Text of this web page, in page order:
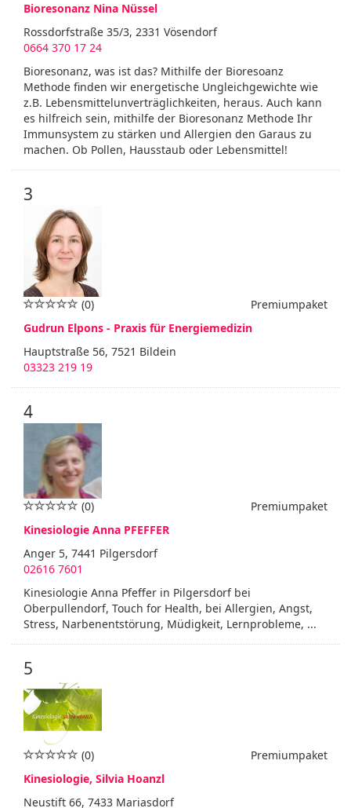
Bioresonanz Nina Nüssel
Rossdorfstraße 35/3, 2331 Vösendorf
0664 370 17 24
Bioresonanz, was ist das? Mithilfe der Bioresoanz
Methode finden wir energetische Ungleichgewichte wie
z.B. Lebensmittelunverträglichkeiten, heraus. Auch kann
es hilfreich sein, mithilfe der Bioresonanz Methode Ihr
Immunsystem zu stärken und Allergien den Garaus zu
machen. Ob Pollen, Hausstaub oder Lebensmittel!
3
Premiumpaket
(0)
Gudrun Elpons - Praxis für Energiemedizin
Hauptstraße 56, 7521 Bildein
03323 219 19
4
Premiumpaket
(0)
Kinesiologie Anna PFEFFER
Anger 5, 7441 Pilgersdorf
02616 7601
Kinesiologie Anna Pfeffer in Pilgersdorf bei
Oberpullendorf, Touch for Health, bei Allergien, Angst,
Stress, Narbenentstörung, Müdigkeit, Lernprobleme, ...
5
Premiumpaket
(0)
Kinesiologie, Silvia Hoanzl
Neustift 66, 7433 Mariasdorf